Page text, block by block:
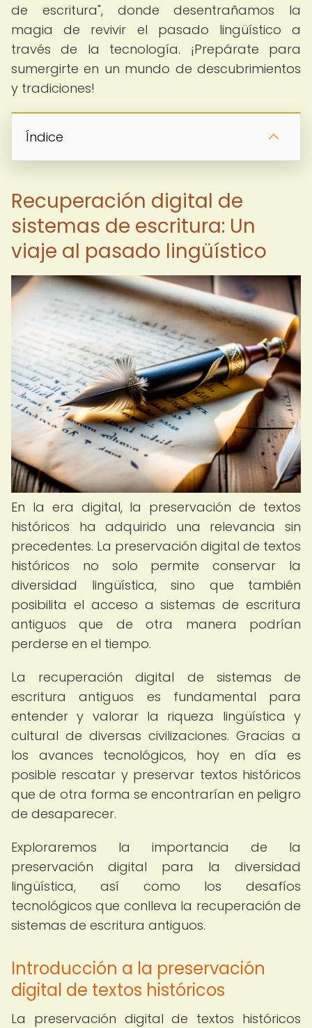
de escritura", donde desentrañamos la
magia de revivir el pasado lingüístico a
través de la tecnología. ¡Prepárate para
sumergirte en un mundo de descubrimientos
y tradiciones!
Índice
Recuperación digital de
sistemas de escritura: Un
viaje al pasado lingüístico
En la era digital, la preservación de textos
históricos ha adquirido una relevancia sin
precedentes. La preservación digital de textos
históricos no solo permite conservar la
diversidad lingüística, sino que también
posibilita el acceso a sistemas de escritura
antiguos que de otra manera podrían
perderse en el tiempo.
La recuperación digital de sistemas de
escritura antiguos es fundamental para
entender y valorar la riqueza lingüística y
cultural de diversas civilizaciones. Gracias a
los avances tecnológicos, hoy en día es
posible rescatar y preservar textos históricos
que de otra forma se encontrarían en peligro
de desaparecer.
Exploraremos la importancia de la
preservación digital para la diversidad
lingüística, así como los desafíos
tecnológicos que conlleva la recuperación de
sistemas de escritura antiguos.
Introducción a la preservación
digital de textos históricos
La preservación digital de textos históricos